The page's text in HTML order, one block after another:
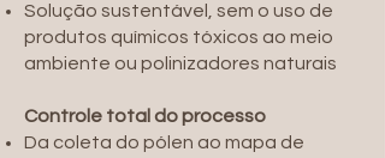
Solução sustentável, sem o uso de
produtos químicos tóxicos ao meio
ambiente ou polinizadores naturais
Controle total do processo
Da coleta do pólen ao mapa de